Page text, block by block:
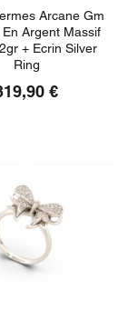
Arcane Gm
En Argent Massif
+ Ecrin Silver
Ring
€